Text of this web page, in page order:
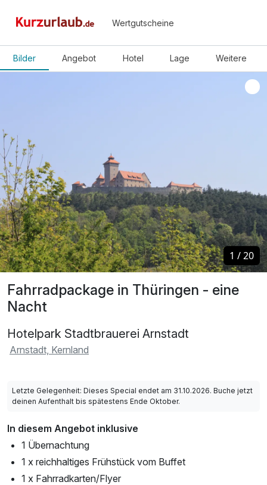
Wertgutscheine
Bilder Angebot Hotel Lage Weitere
Fahrradpackage in Thüringen - eine
Nacht
Hotelpark Stadtbrauerei Arnstadt
Arnstadt, Kernland
1 /20
1 /20
Letzte Gelegenheit: Dieses Special endet am 31.10.2026. Buche jetzt
deinen Aufenthalt bis spätestens Ende Oktober.
In diesem Angebot inklusive
1 Übernachtung
1 x reichhaltiges Frühstück vom Buffet
1 x Fahrradkarten/Flyer